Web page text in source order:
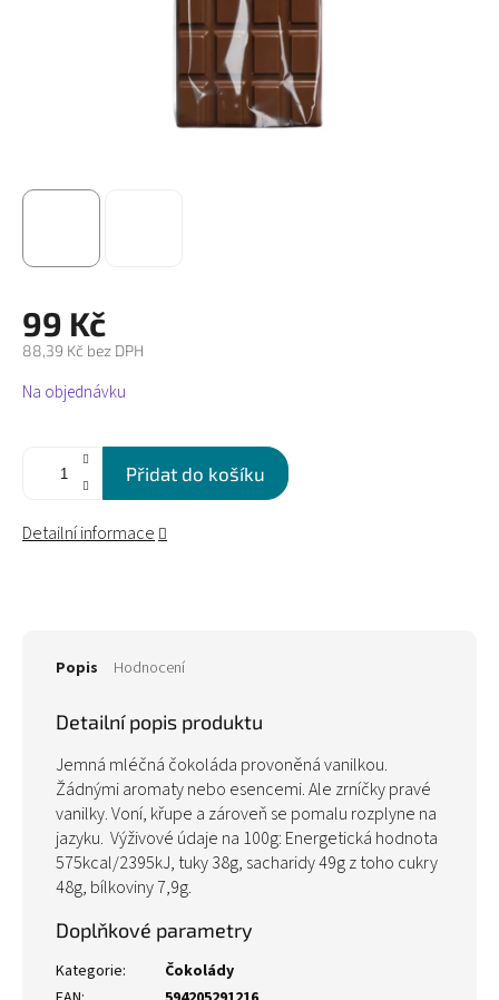
99 Kč
88,39 Kč bez DPH
Měrná
cena:
Na objednávku
Přidat do košíku
Detailní informace
Popis Hodnocení
Detailní popis produktu
Jemná mléčná čokoláda provoněná vanilkou.
Žádnými aromaty nebo esencemi. Ale zrníčky pravé
vanilky. Voní, křupe a zároveň se pomalu rozplyne na
jazyku. Výživové údaje na 100g: Energetická hodnota
575kcal/2395kJ, tuky 38g, sacharidy 49g z toho cukry
48g, bílkoviny 7,9g.
Doplňkové parametry
Kategorie:
Čokolády